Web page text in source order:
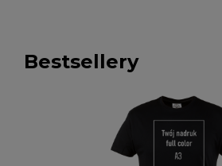
Bestsellery